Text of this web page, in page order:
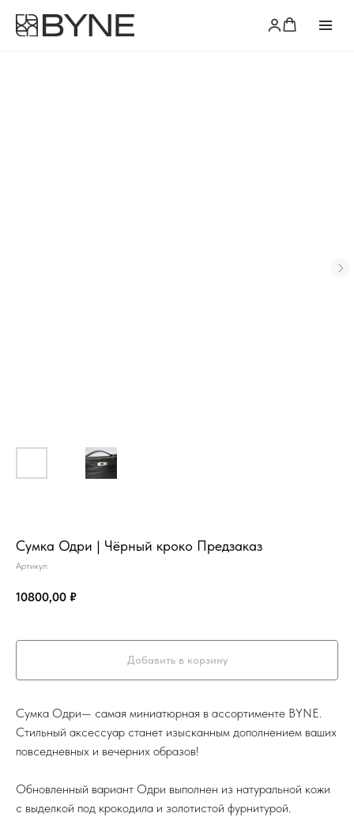
Сумка Одри | Чёрный кроко Предзаказ
Артикул:
10800,00 ₽
Добавить в корзину
Сумка Одри— самая миниатюрная в ассортименте BYNE.
Стильный аксессуар станет изысканным дополнением ваших
повседневных и вечерних образов!
Обновленный вариант Одри выполнен из натуральной кожи
с выделкой под крокодила и золотистой фурнитурой.